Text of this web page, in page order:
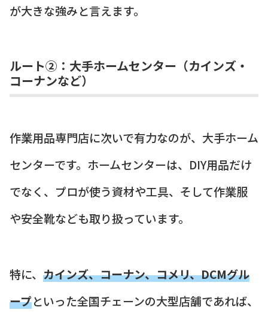
が大きな強みと言えます。
ルート②：大手ホームセンター（カインズ・
コーナンなど）
作業用品専門店に次いで有力なのが、大手ホーム
センターです。ホームセンターは、DIY用品だけ
でなく、プロが使う資材や工具、そして作業服
や安全靴なども取り扱っています。
特に、 カインズ、コーナン、コメリ、DCMグル
ープといった全国チェーンの大型店舗であれば、